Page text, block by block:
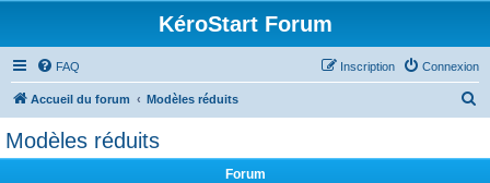
KéroStart Forum
FAQ Connexion
Inscription
Accueil du forum Modèles réduits
Modèles réduits
Forum